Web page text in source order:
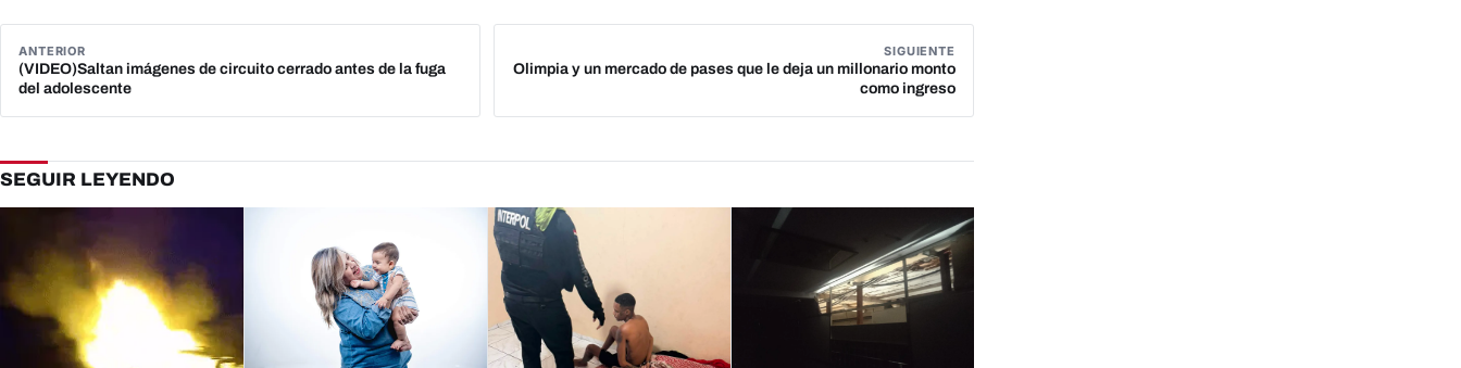
ANTERIOR
(VIDEO)Saltan imágenes de circuito cerrado antes de la fuga
del adolescente
SIGUIENTE
Olimpia y un mercado de pases que le deja un millonario monto
como ingreso
SEGUIR LEYENDO